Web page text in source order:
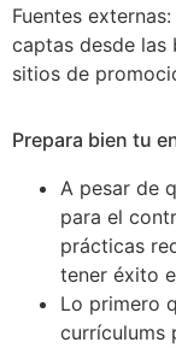
Fuentes
captas desde las
sitios de
Prepara bien tu
A pesar de
para el
prácticas
tener éxito
Lo primero
currículums